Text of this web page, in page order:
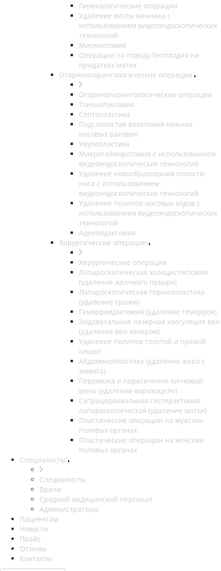
Гинекологические операции
Удаление кисты яичника с
использованием видеоэндоскопических
технологий
Миомэктомия
Операции по поводу бесплодия на
придатках матки
Оториноларингологические операции
Оториноларингологические операции
Тонзиллэктомия
Септопластика
Подслизистая вазотомия нижних
носовых раковин
Увулопластика
Микрогайморотомия с использованием
видеоэндоскопических технологий
Удаление новообразования полости
носа с использованием
видеоэндоскопических технологий
Удаление полипов носовых ходов с
использованием видеоэндоскопических
технологий
Аденоидэктомия
Хирургические операции
Хирургические операции
Лапароскопическая холецистэктомия
(удаление желчного пузыря)
Лапароскопическая герниопоастика
(удаление грыжи)
Геморроидэктомия (удаление геморроя)
Эндовазальная лазерная коагуляция вен
(удаление вен лазером)
Удаление полипов толстой и прямой
кишки
Абдоминопластика (удаление жира с
живота)
Перевязка и пересечение яичковой
вены (удаление варикоцеле)
Супрацервикальная гистерэктомия
лапароскопическая (удаление матки)
Пластические операции на мужских
половых органах
Пластические операции на женских
половых органах
Специалисты
Специалисты
Врачи
Средний медицинский персонал
Администраторы
Пациентам
Новости
Прайс
Отзывы
Контакты